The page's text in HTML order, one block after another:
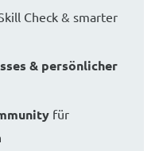
Check & smarter
& persönlicher
für